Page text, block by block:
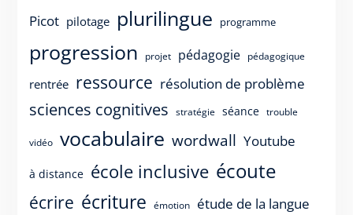
Picot pilotage plurilingue programme
progression projet pédagogie pédagogique
rentrée ressource résolution de problème
sciences cognitives stratégie séance trouble
vidéo vocabulaire wordwall Youtube
à distance école inclusive écoute
écrire écriture émotion étude de la langue